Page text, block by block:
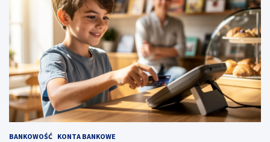
BANKOWOŚĆ KONTA BANKOWE